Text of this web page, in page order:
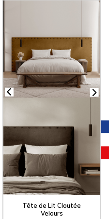
Tête de Lit Cloutée
Velours